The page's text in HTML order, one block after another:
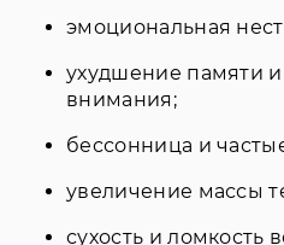
эмоциональная
ухудшение памяти
внимания;
бессонница и
увеличение массы
сухость и ломкость